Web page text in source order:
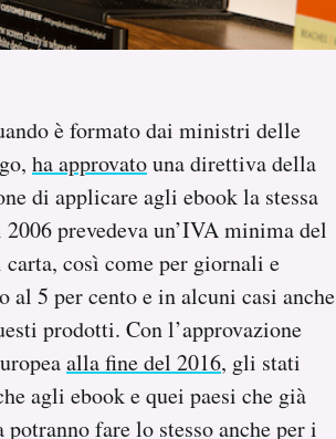
è formato dai ministri delle
ha approvatouna direttiva della
di applicare agli ebook la stessa
prevedeva un’IVA minima del
così come per giornali e
al 5 per cento e in alcuni casi anche
prodotti. Con l’approvazione
alla fine del 2016, gli stati
agli ebook e quei paesi che già
fare lo stesso anche per i